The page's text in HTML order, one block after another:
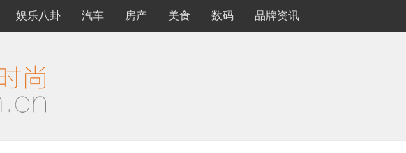
娱乐八卦 汽车 房产 美食 数码 品牌资讯